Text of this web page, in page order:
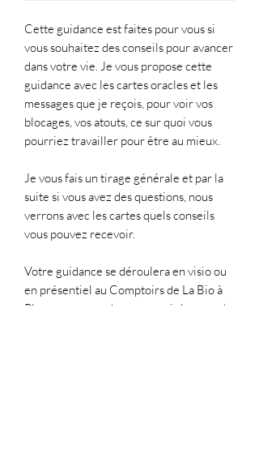
Cette guidance est faites pour vous si
vous souhaitez des conseils pour avancer
dans votre vie. Je vous propose cette
guidance avec les cartes oracles et les
messages que je reçois, pour voir vos
blocages, vos atouts, ce sur quoi vous
pourriez travailler pour être au mieux.
Je vous fais un tirage générale et par la
suite si vous avez des questions, nous
verrons avec les cartes quels conseils
vous pouvez recevoir.
Votre guidance se déroulera en visio ou
en présentiel au Comptoirs de La Bio à
Ploeren, sur rendez-vous, voir la page de